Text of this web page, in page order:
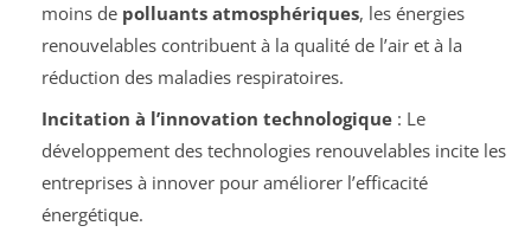
moins de polluants atmosphériques, les énergies
renouvelables contribuent à la qualité de l’air et à la
réduction des maladies respiratoires.
Incitation à l’innovation technologique: Le
développement des technologies renouvelables incite les
entreprises à innover pour améliorer l’efficacité
énergétique.